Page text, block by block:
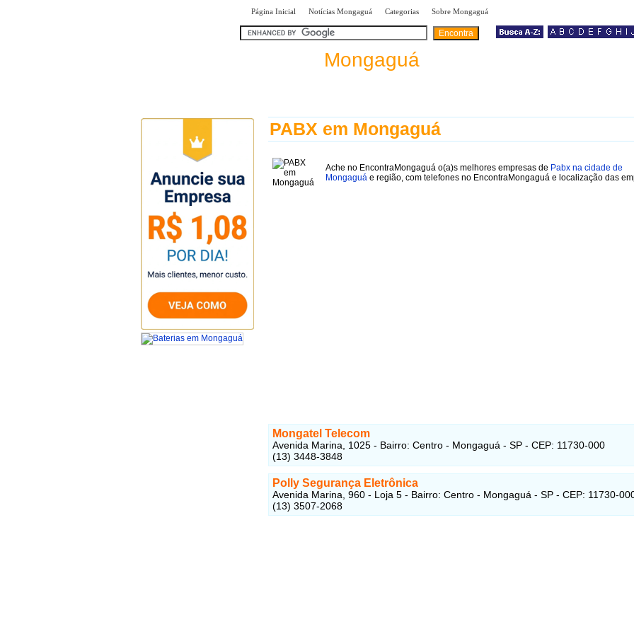
Página Inicial Notícias Mongaguá Categorias Sobre Mongaguá
Mongaguá
PABX em Mongaguá
Ache no EncontraMongaguá o(a)s melhores empresas de Pabx na cidade de
Mongaguá e região, com telefones no EncontraMongaguá e localização das
Mongatel Telecom
Avenida Marina, 1025 - Bairro: Centro - Mongaguá - SP - CEP: 11730-000
(13) 3448-3848
Polly Segurança Eletrônica
Avenida Marina, 960 - Loja 5 - Bairro: Centro - Mongaguá - SP - CEP: 11730-
(13) 3507-2068